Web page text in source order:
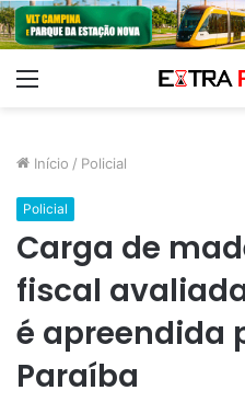
Início / Policial
Policial
Carga de
fiscal
é apreendida
Paraíba